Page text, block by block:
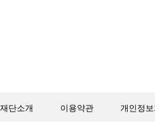
재단소개 이용약관 개인정